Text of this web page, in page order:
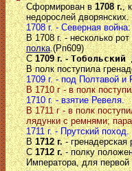
Сформирован в1708 г.,
недорослей
1708 г. - Северная
В 1708 г. - несколько
полка.(Рп609)
С1709 г. -Тобольский
В полк поступила
1709 г. - под Полтавой и
В 1710 г - в полк
1710 г. - взятие Ревеля.
В 1711 г - в полк
лядунки с ремнями;
1711 г. - Прутский поход.
В1712 г.-
С1712 г.- полку
Императора, для